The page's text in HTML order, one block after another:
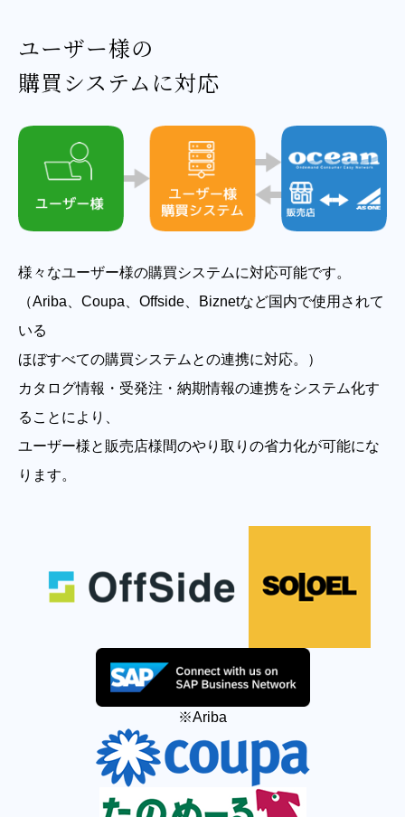
ユーザー様の
購買システムに対応
様々なユーザー様の購買システムに対応可能です。
（Ariba、Coupa、Offside、Biznetなど国内で使用されて
いる
ほぼすべての購買システムとの連携に対応。）
カタログ情報・受発注・納期情報の連携をシステム化す
ることにより、
ユーザー様と販売店様間のやり取りの省力化が可能にな
ります。
※Ariba